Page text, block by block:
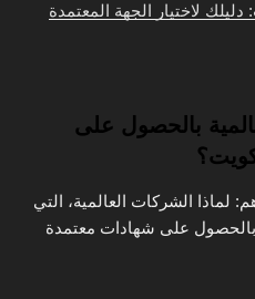
لاختيار الجهة المعتمدة
بالحصول على
لماذا الشركات العالمية، التي
بالحصول على شهادات معتمدة